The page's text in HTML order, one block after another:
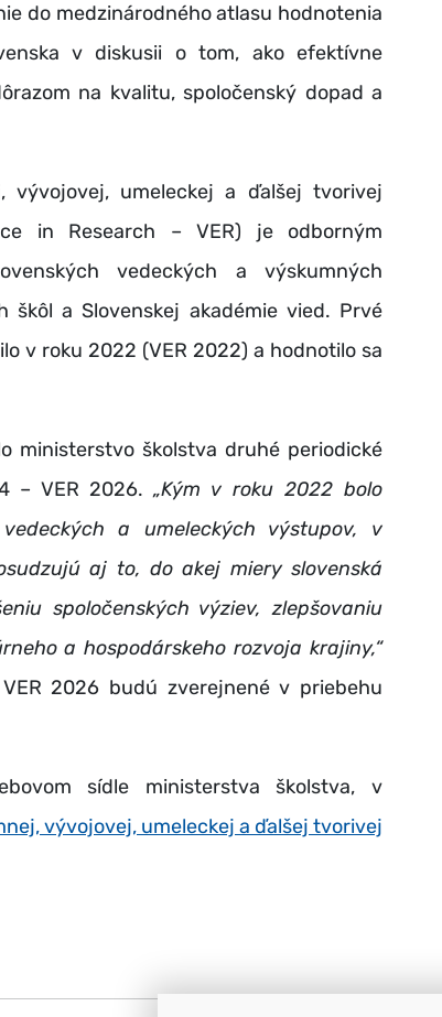
do medzinárodného atlasu hodnotenia
v diskusii o tom, ako efektívne
na kvalitu, spoločenský dopad a
vývojovej, umeleckej a ďalšej tvorivej
in Research – VER) je odborným
vedeckých a výskumných
a Slovenskej akadémie vied. Prvé
v roku 2022 (VER 2022) a hodnotilo sa
ministerstvo školstva druhé periodické
– VER 2026. „Kým v roku 2022 bolo
a umeleckých výstupov, v
aj to, do akej miery slovenská
spoločenských výziev, zlepšovaniu
a hospodárskeho rozvoja krajiny,“
2026 budú zverejnené v priebehu
sídle ministerstva školstva, v
vývojovej, umeleckej a ďalšej tvorivej